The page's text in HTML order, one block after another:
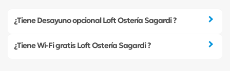
¿Tiene Desayuno opcional Loft Ostería Sagardi ?
¿Tiene Wi-Fi gratis Loft Ostería Sagardi ?